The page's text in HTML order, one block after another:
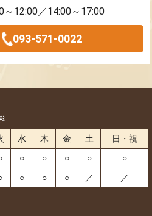
～12:00／14:00～17:00
093-571-0022
水 木 金 土
日・祝
○ ○ ○ ○
○
○ ○ ○ ／ ／